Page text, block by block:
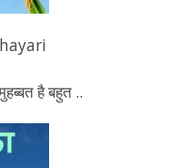
है बहुत ..